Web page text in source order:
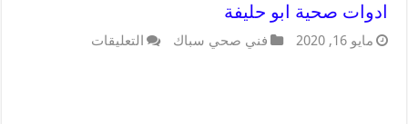
ادوات صحية ابو حليفة
مايو 16, 2020 فني صحي سباك التعليقات